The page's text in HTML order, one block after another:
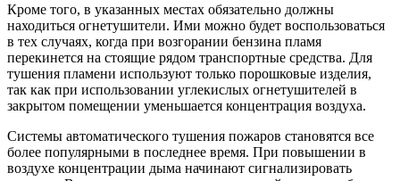
Кроме того, в указанных местах обязательно должны
находиться огнетушители. Ими можно будет воспользоваться
в тех случаях, когда при возгорании бензина пламя
перекинется на стоящие рядом транспортные средства. Для
тушения пламени используют только порошковые изделия,
так как при использовании углекислых огнетушителей в
закрытом помещении уменьшается концентрация воздуха.
Системы автоматического тушения пожаров становятся все
более популярными в последнее время. При повышении в
воздухе концентрации дыма начинают сигнализировать